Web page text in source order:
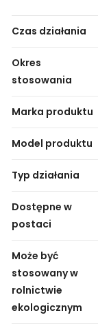
Czas działania
Okres
stosowania
Marka produktu
Model produktu
Typ działania
Dostępne w
postaci
Może być
stosowany w
rolnictwie
ekologicznym